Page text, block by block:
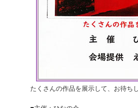
たくさんの作品を展示して、お待ち